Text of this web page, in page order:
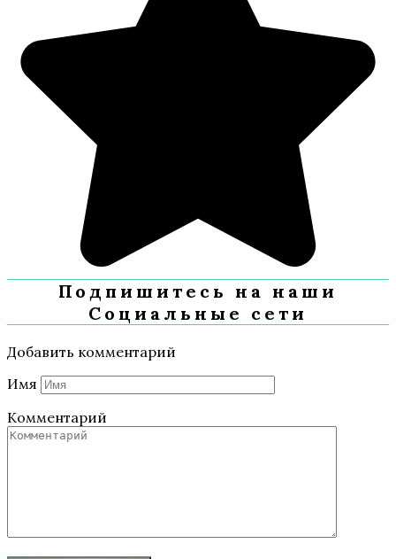
Подпишитесь на наши
Социальные сети
Добавить комментарий
Имя
Комментарий